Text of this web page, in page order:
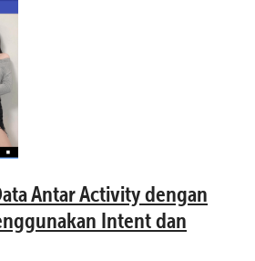
Antar Activity dengan
Intent dan